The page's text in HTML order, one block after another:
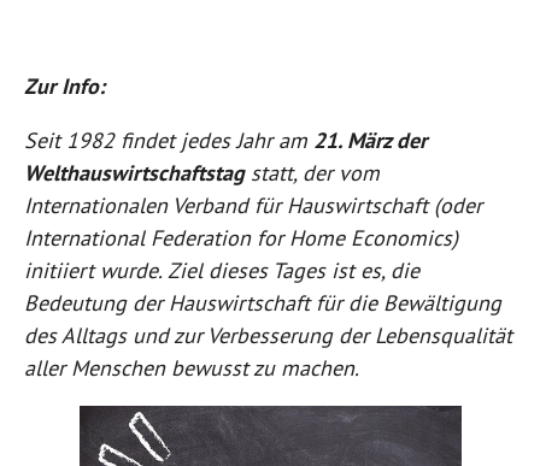
Zur Info:
Seit 1982 findet jedes Jahr am 21. März der
Welthauswirtschaftstagstatt, der vom
Internationalen Verband für Hauswirtschaft (oder
International Federation for Home Economics)
initiiert wurde. Ziel dieses Tages ist es, die
Bedeutung der Hauswirtschaft für die Bewältigung
des Alltags und zur Verbesserung der Lebensqualität
aller Menschen bewusst zu machen.